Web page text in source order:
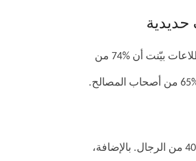
خلال حرب سيوف حديدية، أجرت وكالة المصالح الصغيرة والمتوسطة استطلاعات بيّنت أن %74 من
%46 من النساء قلقات من الصعوبات في التدفق النقدي للمصلحة، مقابل %40 من الرجال. بالإضافة،